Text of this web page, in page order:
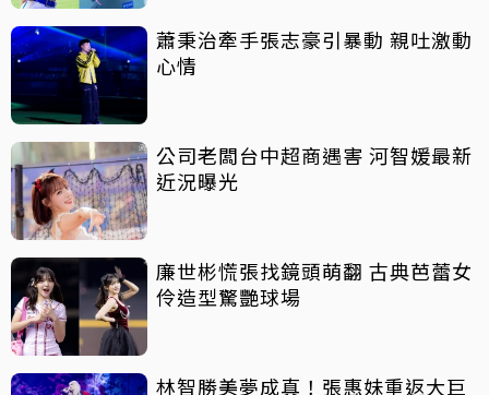
蕭秉治牽手張志豪引暴動 親吐激動
心情
公司老闆台中超商遇害 河智媛最新
近況曝光
廉世彬慌張找鏡頭萌翻 古典芭蕾女
伶造型驚艷球場
林智勝美夢成真！張惠妹重返大巨